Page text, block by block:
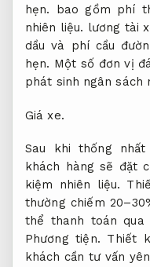
hẹn. bao gồm phí
nhiên liệu. lương tài
dầu và phí cầu
hẹn. Một số đơn vị
phát sinh ngân sách
Giá xe.
Sau khi thống
khách hàng sẽ đặt
kiệm nhiên liệu.
thường chiếm
thể thanh toán qua
Phương tiện. Thiết
khách cần tư vấn